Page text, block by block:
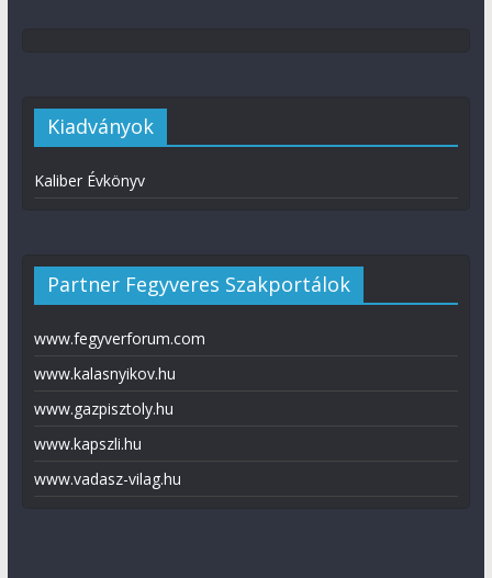
Kiadványok
Kaliber Évkönyv
Partner Fegyveres Szakportálok
www.fegyverforum.com
www.kalasnyikov.hu
www.gazpisztoly.hu
www.kapszli.hu
www.vadasz-vilag.hu